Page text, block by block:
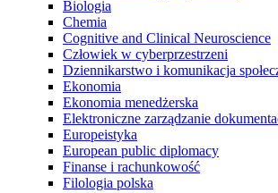
Biologia
Chemia
Cognitive and Clinical Neuroscience
Człowiek w cyberprzestrzeni
Dziennikarstwo i komunikacja
Ekonomia
Ekonomia menedżerska
Elektroniczne zarządzanie
Europeistyka
European public diplomacy
Finanse i rachunkowość
Filologia polska